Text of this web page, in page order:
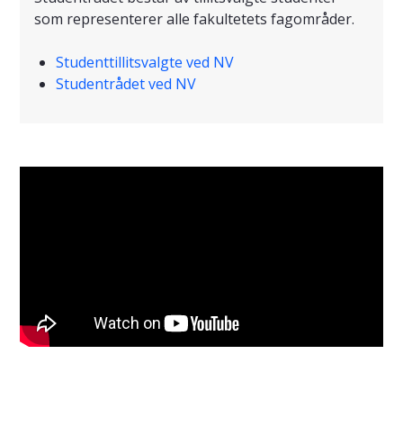
som representerer alle fakultetets fagområder.
Studenttillitsvalgte ved NV
Studentrådet ved NV